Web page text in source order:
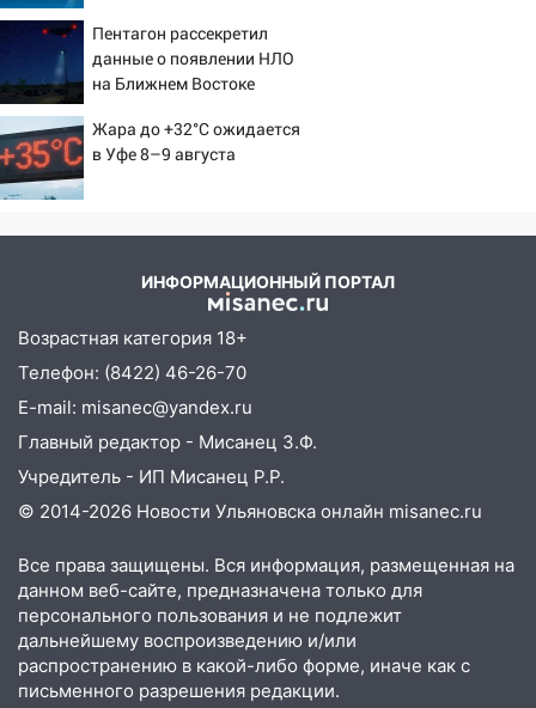
Пентагон рассекретил
данные о появлении НЛО
на Ближнем Востоке
Жара до +32°C ожидается
в Уфе 8–9 августа
ИНФОРМАЦИОННЫЙ ПОРТАЛ
Возрастная категория 18+
Телефон: (8422) 46-26-70
E-mail: misanec@yandex.ru
Главный редактор - Мисанец З.Ф.
Учредитель - ИП Мисанец Р.Р.
© 2014-2026 Новости Ульяновска онлайн misanec.ru
Все права защищены. Вся информация, размещенная на
данном веб-сайте, предназначена только для
персонального пользования и не подлежит
дальнейшему воспроизведению и/или
распространению в какой-либо форме, иначе как с
письменного разрешения редакции.